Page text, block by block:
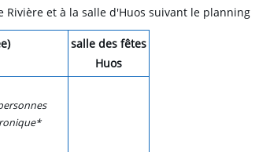
Rivière et à la salle d'Huos suivant le planning
salle des fêtes
Huos